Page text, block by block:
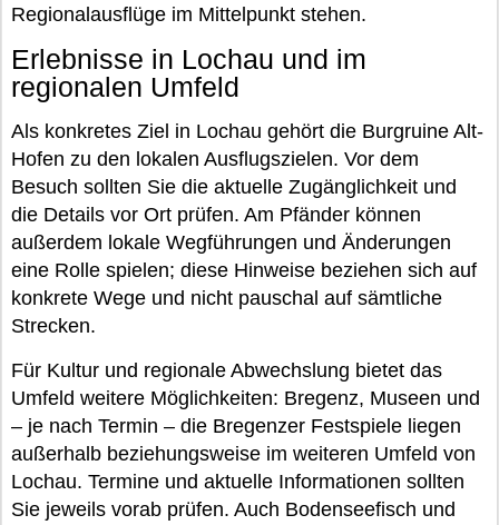
Regionalausflüge im Mittelpunkt stehen.
Erlebnisse in Lochau und im
regionalen Umfeld
Als konkretes Ziel in Lochau gehört die Burgruine Alt-
Hofen zu den lokalen Ausflugszielen. Vor dem
Besuch sollten Sie die aktuelle Zugänglichkeit und
die Details vor Ort prüfen. Am Pfänder können
außerdem lokale Wegführungen und Änderungen
eine Rolle spielen; diese Hinweise beziehen sich auf
konkrete Wege und nicht pauschal auf sämtliche
Strecken.
Für Kultur und regionale Abwechslung bietet das
Umfeld weitere Möglichkeiten: Bregenz, Museen und
– je nach Termin – die Bregenzer Festspiele liegen
außerhalb beziehungsweise im weiteren Umfeld von
Lochau. Termine und aktuelle Informationen sollten
Sie jeweils vorab prüfen. Auch Bodenseefisch und